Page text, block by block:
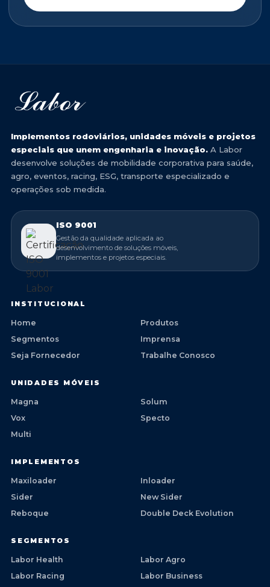
Implementos rodoviários, unidades móveis e projetos
especiais que unem engenharia e inovação. A Labor
desenvolve soluções de mobilidade corporativa para saúde,
agro, eventos, racing, ESG, transporte especializado e
operações sob medida.
ISO 9001
Gestão da qualidade aplicada ao
desenvolvimento de soluções móveis,
implementos e projetos especiais.
INSTITUCIONAL
Home
Produtos
Segmentos
Imprensa
Seja Fornecedor
Trabalhe Conosco
UNIDADES MÓVEIS
Magna
Solum
Vox
Specto
Multi
IMPLEMENTOS
Maxiloader
Inloader
Sider
New Sider
Reboque
Double Deck Evolution
SEGMENTOS
Labor Health
Labor Agro
Labor Racing
Labor Business